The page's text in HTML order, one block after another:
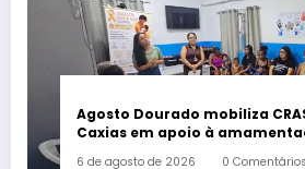
Agosto Dourado mobiliza
Caxias em apoio à
6 de agosto de 2026 0 Comentários